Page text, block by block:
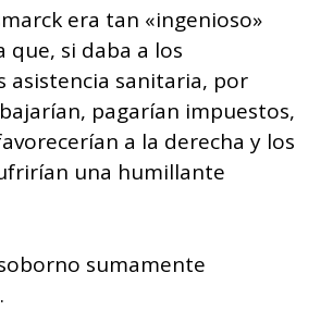
era tan «ingenioso»
que, si daba a los
asistencia sanitaria, por
pagarían impuestos,
a la derecha y los
una humillante
sumamente